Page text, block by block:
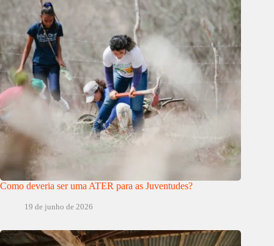
Como deveria ser uma ATER para as Juventudes?
19 de junho de 2026